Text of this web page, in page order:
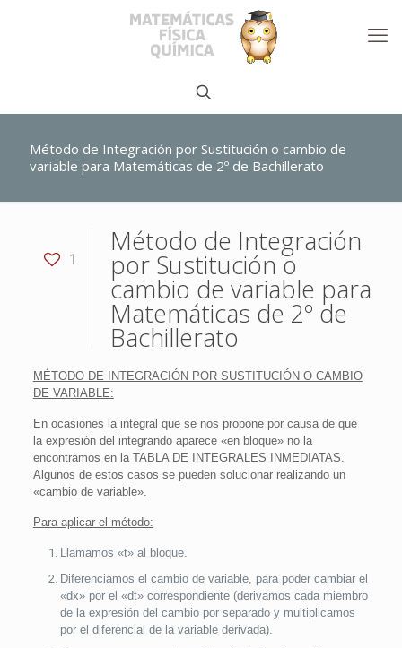
Método de Integración por Sustitución o cambio de
variable para Matemáticas de 2º de Bachillerato
1
Método de Integración
por Sustitución o
cambio de variable para
Matemáticas de 2º de
Bachillerato
MÉTODO DE INTEGRACIÓN POR SUSTITUCIÓN O CAMBIO
DE VARIABLE:
En ocasiones la integral que se nos propone por causa de que
la expresión del integrando aparece «en bloque» no la
encontramos en la TABLA DE INTEGRALES INMEDIATAS.
Algunos de estos casos se pueden solucionar realizando un
«cambio de variable».
Para aplicar el método:
Llamamos «t» al bloque.
Diferenciamos el cambio de variable, para poder cambiar el
«dx» por el «dt» correspondiente (derivamos cada miembro
de la expresión del cambio por separado y multiplicamos
por el diferencial de la variable derivada).